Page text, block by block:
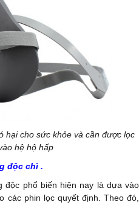
hại cho sức khỏe và cần được lọc
hệ hộ hấp
độc chì .
độc phổ biến hiện nay là dựa vào
các phin lọc quyết định. Theo đó,